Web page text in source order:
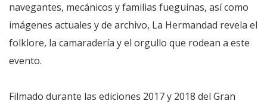
navegantes, mecánicos y familias fueguinas, así como
imágenes actuales y de archivo, La Hermandad revela el
folklore, la camaradería y el orgullo que rodean a este
evento.
Filmado durante las ediciones 2017 y 2018 del Gran